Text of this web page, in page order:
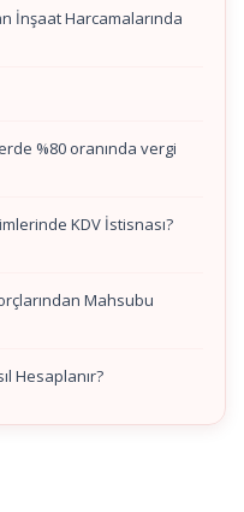
İnşaat Harcamalarında
%80 oranında vergi
KDV İstisnası?
Mahsubu
Hesaplanır?